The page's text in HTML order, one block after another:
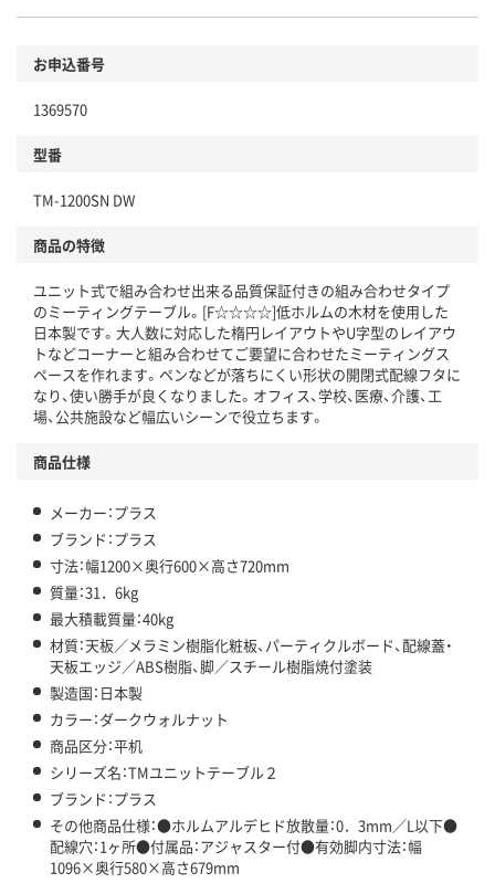
お申込番号
1369570
型番
TM-1200SN DW
商品の特徴
ユニット式で組み合わせ出来る品質保証付きの組み合わせタイプ
のミーティングテーブル。[F☆☆☆☆]低ホルムの木材を使用した
日本製です。大人数に対応した楕円レイアウトやU字型のレイアウ
トなどコーナーと組み合わせてご要望に合わせたミーティングス
ペースを作れます。ペンなどが落ちにくい形状の開閉式配線フタに
なり、使い勝手が良くなりました。オフィス、学校、医療、介護、工
場、公共施設など幅広いシーンで役立ちます。
商品仕様
メーカー：プラス
ブランド：プラス
寸法：幅1200×奥行600×高さ720mm
質量：31．6kg
最大積載質量：40kg
材質：天板／メラミン樹脂化粧板、パーティクルボード、配線蓋・
天板エッジ／ABS樹脂、脚／スチール樹脂焼付塗装
製造国：日本製
カラー：ダークウォルナット
商品区分：平机
シリーズ名：TMユニットテーブル２
ブランド：プラス
その他商品仕様：●ホルムアルデヒド放散量：0．3mm／L以下●
配線穴：1ヶ所●付属品：アジャスター付●有効脚内寸法：幅
1096×奥行580×高さ679mm